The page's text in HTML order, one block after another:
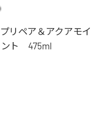
リペア＆アクアモイ
ト 475ml